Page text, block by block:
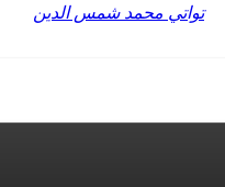
تواتي محمد شمس الدين